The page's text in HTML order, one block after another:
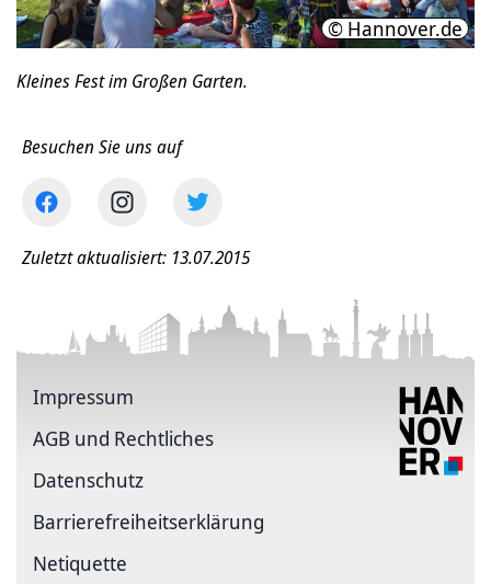
© Hannover.de
Kleines Fest im Großen Garten.
Besuchen Sie uns auf
Zuletzt aktualisiert: 13.07.2015
Impressum
AGB und Rechtliches
Datenschutz
Barriere­freiheits­erklärung
Netiquette